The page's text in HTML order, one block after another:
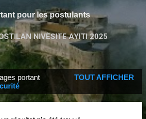
pour les postulants
NIVÈSITE AYITI 2025
PLUS… TCHALA 9ÈME
portant
TOUT AFFICHER